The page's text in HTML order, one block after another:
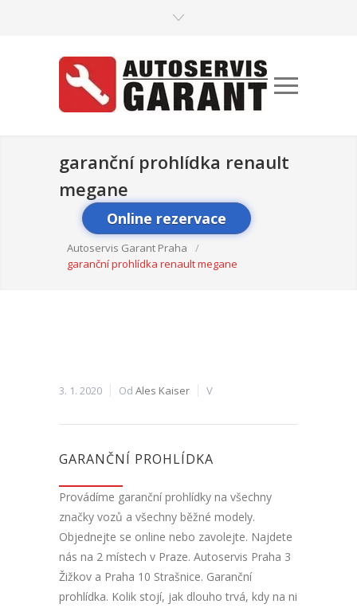
garanční prohlídka renault
megane
Online rezervace
Autoservis Garant Praha
/
garanční prohlídka renault megane
3. 1. 2020 Od Ales Kaiser V
GARANČNÍ PROHLÍDKA
Provádíme garanční prohlídky na všechny
značky vozů a všechny běžné modely.
Objednejte se online nebo zavolejte. Najdete
nás na 2 místech v Praze. Autoservis Praha 3
Žižkov a Praha 10 Strašnice. Garanční
prohlídka. Kolik stojí, jak dlouho trvá, kdy na ni